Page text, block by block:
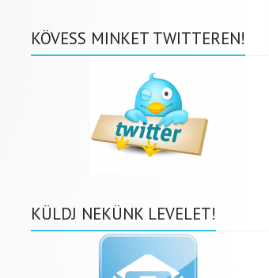
KÖVESS MINKET TWITTEREN!
KÜLDJ NEKÜNK LEVELET!